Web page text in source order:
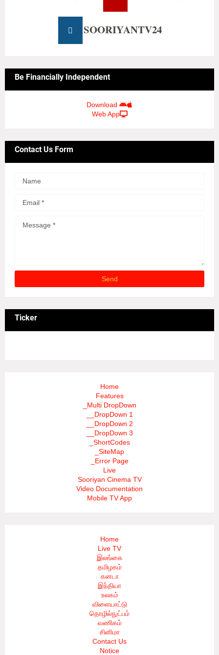
SOORIYANTV24
Be Financially Independent
Download
Web App
Contact Us Form
Ticker
Home
Features
_Multi DropDown
__DropDown 1
__DropDown 2
__DropDown 3
_ShortCodes
_SiteMap
_Error Page
Live
Sooriyan Cinema TV
Video Documentation
Mobile TV App
Home
Live TV
இலங்கை
தமிழகம்
கனடா
இந்தியா
உலகம்
விளையாட்டு
தொழில்நுட்பம்
வணிகம்
சினிமா
Contact Us
Notice